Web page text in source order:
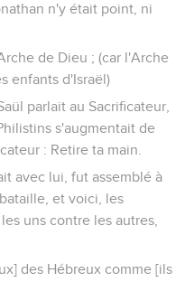
n'y était point, ni
de Dieu ; (car l'Arche
enfants d'Israël)
parlait au Sacrificateur,
s'augmentait de
: Retire ta main.
avec lui, fut assemblé à
et voici, les
uns contre les autres,
des Hébreux comme [ils